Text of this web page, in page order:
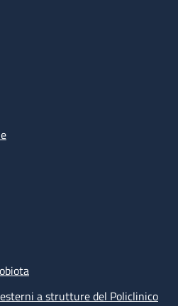
a strutture del Policlinico